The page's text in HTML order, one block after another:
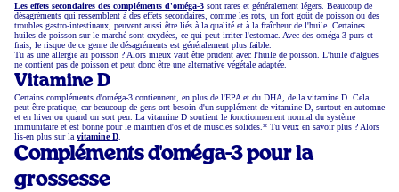
Les effets secondaires des compléments d'oméga-3 sont rares et généralement légers. Beaucoup de
désagréments qui ressemblent à des effets secondaires, comme les rots, un fort goût de poisson ou des
troubles gastro-intestinaux, peuvent aussi être liés à la qualité et à la fraîcheur de l'huile. Certaines
huiles de poisson sur le marché sont oxydées, ce qui peut irriter l'estomac. Avec des oméga-3 purs et
frais, le risque de ce genre de désagréments est généralement plus faible.
Tu as une allergie au poisson ? Alors mieux vaut être prudent avec l'huile de poisson. L'huile d'algues
ne contient pas de poisson et peut donc être une alternative végétale adaptée.
Vitamine D
Certains compléments d'oméga-3 contiennent, en plus de l'EPA et du DHA, de la vitamine D. Cela
peut être pratique, car beaucoup de gens ont besoin d'un supplément de vitamine D, surtout en automne
et en hiver ou quand on sort peu. La vitamine D soutient le fonctionnement normal du système
immunitaire et est bonne pour le maintien d'os et de muscles solides.* Tu veux en savoir plus ? Alors
lis-en plus sur lavitamine D.
Compléments d'oméga-3 pour la
grossesse